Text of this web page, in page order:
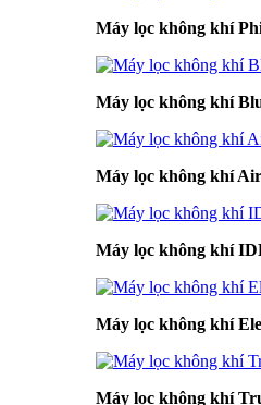
Máy lọc không khí
Máy lọc không khí
Máy lọc không khí
Máy lọc không khí
Máy lọc không khí
Máy lọc không khí